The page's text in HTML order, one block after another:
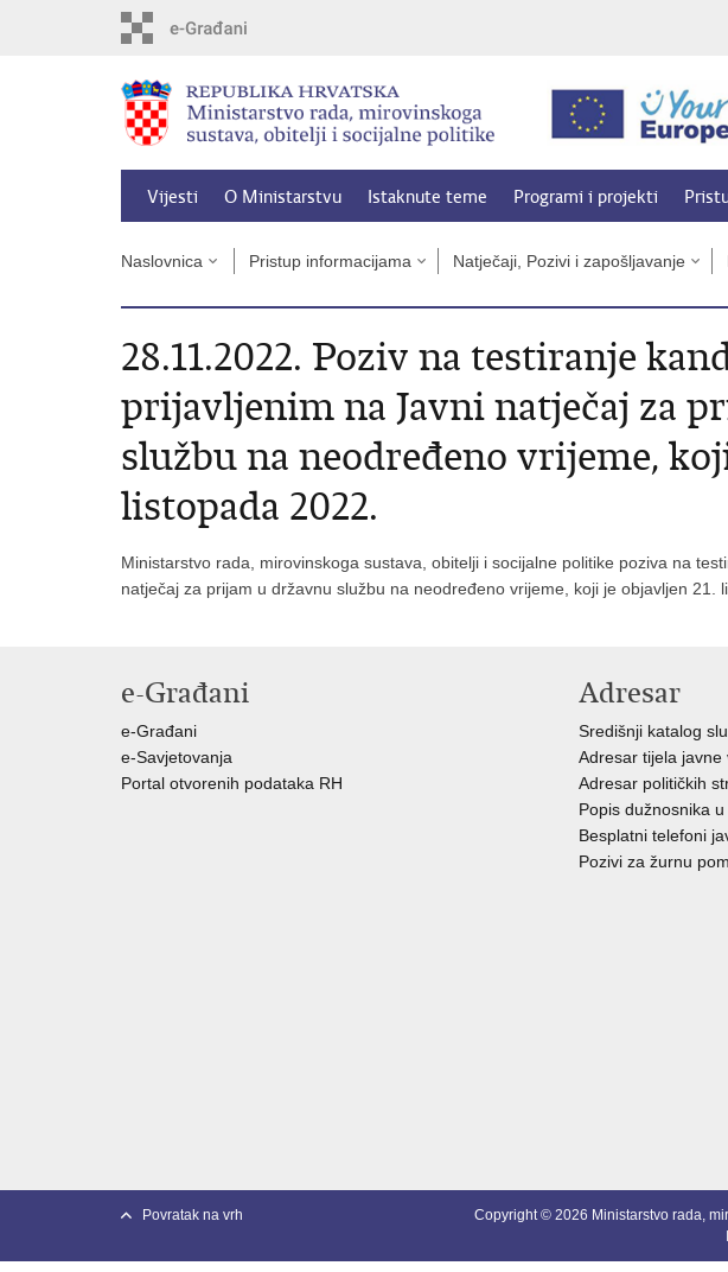
Vijesti O Ministarstvu Istaknute teme Programi i projekti
Naslovnica Pristup informacijama Natječaji, Pozivi i zapošljavanje
28.11.2022. Poziv na testiranje
prijavljenim na Javni natječaj za
službu na neodređeno vrijeme,
listopada 2022.
Ministarstvo rada, mirovinskoga sustava, obitelji i socijalne politike poziva na
natječaj za prijam u državnu službu na neodređeno vrijeme, koji je objavljen 21.
e-Građani
e-Građani
e-Savjetovanja
Portal otvorenih podataka RH
Adresar
Središnji katalog
Adresar tijela javne
Adresar političkih
Popis dužnosnika u
Besplatni telefoni
Pozivi za žurnu
Povratak na vrh Copyright © 2026 Ministarstvo rada,